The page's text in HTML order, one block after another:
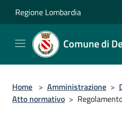
Regione Lombardia
Comune di
Home > Amministrazione >
Atto normativo >